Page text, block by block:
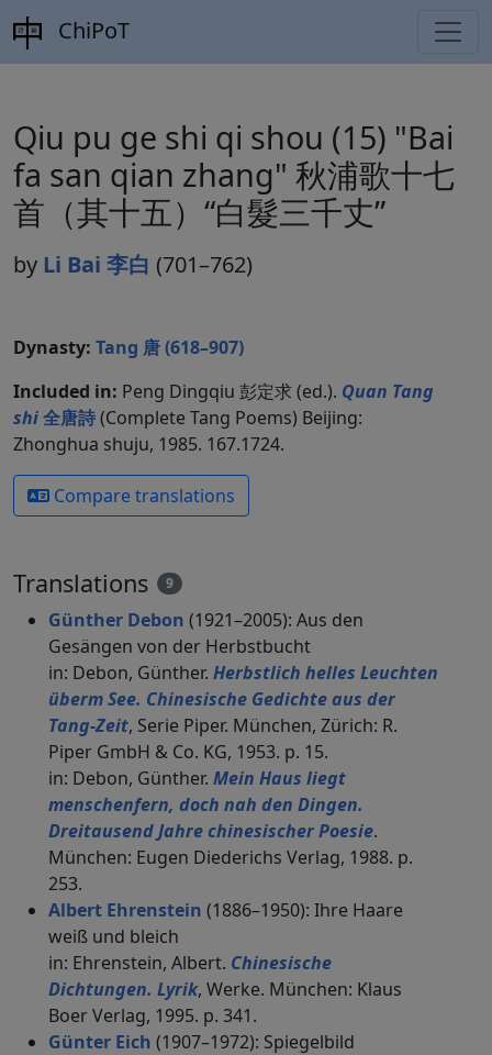
ChiPoT
Qiu pu ge shi qi shou (15) "Bai
fa san qian zhang" 秋浦歌十七
首（其十五）“白髮三千丈”
by Li Bai 李白 (701–762)
Dynasty: Tang 唐 (618–907)
Included in: Peng Dingqiu 彭定求 (ed.). Quan Tang
shi全唐詩(Complete Tang Poems) Beijing:
Zhonghua shuju, 1985. 167.1724.
Compare translations
Translations 9
Günther Debon (1921–2005): Aus den
Gesängen von der Herbstbucht
in: Debon, Günther. Herbstlich helles Leuchten
überm See. Chinesische Gedichte aus der
Tang-Zeit, Serie Piper. München, Zürich: R.
Piper GmbH & Co. KG, 1953. p. 15.
in: Debon, Günther. Mein Haus liegt
menschenfern, doch nah den Dingen.
Dreitausend Jahre chinesischer Poesie.
München: Eugen Diederichs Verlag, 1988. p.
253.
Albert Ehrenstein (1886–1950): Ihre Haare
weiß und bleich
in: Ehrenstein, Albert. Chinesische
Dichtungen. Lyrik, Werke. München: Klaus
Boer Verlag, 1995. p. 341.
Günter Eich (1907–1972): Spiegelbild